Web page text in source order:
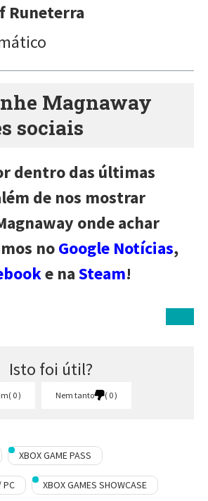
Runeterra
Magnaway
sociais
dentro das últimas
de nos mostrar
onde achar
noGoogle Notícias,
e naSteam!
Isto foi útil?
0 Nem tanto 0
XBOX GAME PASS
PC XBOX GAMES SHOWCASE